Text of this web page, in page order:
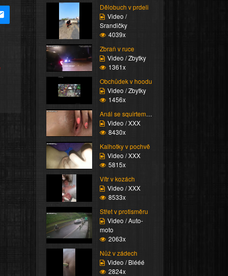
Dělobuch v prdeli
Video /
Srandičky
4039x
Zbraň v ruce
Video / Zbytky
1361x
Obchůdek v hoodu
Video / Zbytky
1456x
Anál se squirtem nakon...
Video / XXX
8430x
Kalhotky v pochvě
Video / XXX
5815x
Vítr v kozách
Video / XXX
8533x
Střet v protisměru
Video / Auto-
moto
2063x
Nůž v zádech
Video / Blééé
2824x